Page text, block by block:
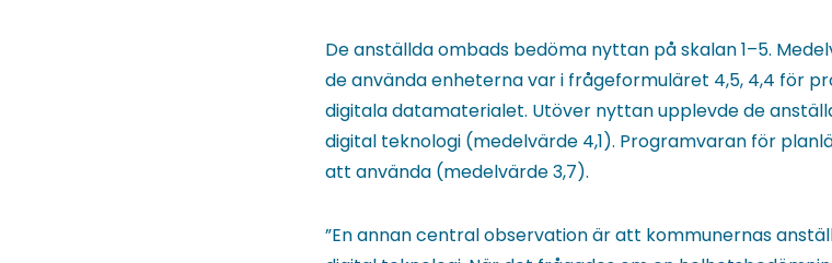
De anställda ombads bedöma nyttan på skalan 1–5.
de använda enheterna var i frågeformuläret 4,5, 4,4 för
digitala datamaterialet. Utöver nyttan upplevde de
digital teknologi (medelvärde 4,1). Programvaran för
att använda (medelvärde 3,7).
”En annan central observation är att kommunernas